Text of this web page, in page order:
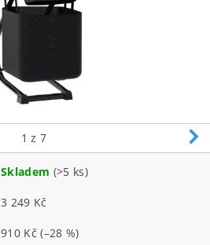
1 z 7
Skladem (>5 ks)
3 249 Kč
910 Kč(–28 %)